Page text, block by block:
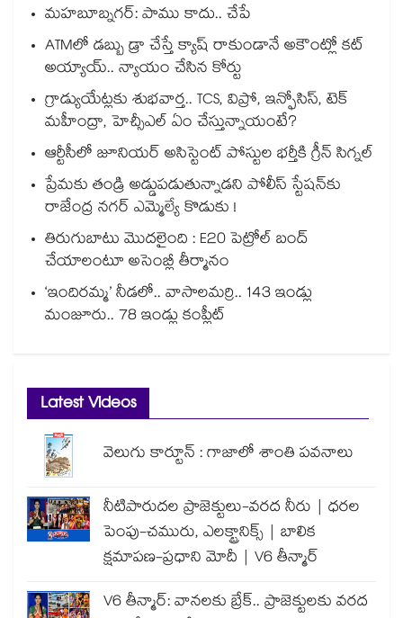
మహబూబ్నగర్: పాము కాదు.. చేపే
ATMలో డబ్బు డ్రా చేస్తే క్యాష్ రాకుండానే అకౌంట్లో కట్
అయ్యాయ్.. న్యాయం చేసిన కోర్టు
గ్రాడ్యుయేట్లకు శుభవార్త.. TCS, విప్రో, ఇన్ఫోసిస్, టెక్
మహీంద్రా, హెచ్సీఎల్ ఏం చేస్తున్నాయంటే?
ఆర్టీసీలో జూనియర్ అసిస్టెంట్‌‌ పోస్టుల భర్తీకి గ్రీన్‌‌ సిగ్నల్
ప్రేమకు తండ్రి అడ్డుపడుతున్నాడని పోలీస్ స్టేషన్⁪కు
రాజేంద్ర నగర్ ఎమ్మెల్యే కొడుకు !
తిరుగుబాటు మొదలైంది : E20 పెట్రోల్ బంద్
చేయాలంటూ అసెంబ్లీ తీర్మానం
‘ఇందిరమ్మ’ నీడలో.. వాసాలమర్రి.. 143 ఇండ్లు
మంజూరు.. 78 ఇండ్లు కంప్లీట్
Latest Videos
వెలుగు కార్టూన్ : గాజాలో శాంతి పవనాలు
నీటిపారుదల ప్రాజెక్టులు-వరద నీరు | ధరల
పెంపు-చమురు, ఎలక్ట్రానిక్స్ | బాలిక
క్షమాపణ-ప్రధాని మోదీ | V6 తీన్మార్
V6 తీన్మార్: వానలకు బ్రేక్.. ప్రాజెక్టులకు వరద